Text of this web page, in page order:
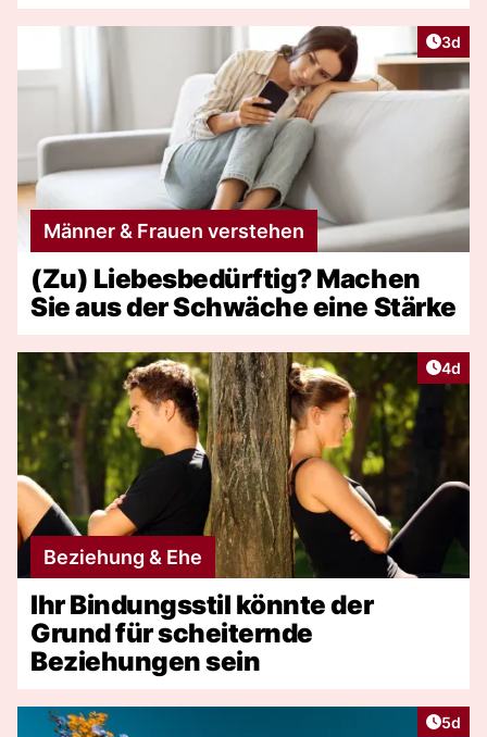
3d
Männer & Frauen verstehen
(Zu) Liebesbedürftig? Machen
Sie aus der Schwäche eine Stärke
4d
Beziehung & Ehe
Ihr Bindungsstil könnte der
Grund für scheiternde
Beziehungen sein
5d